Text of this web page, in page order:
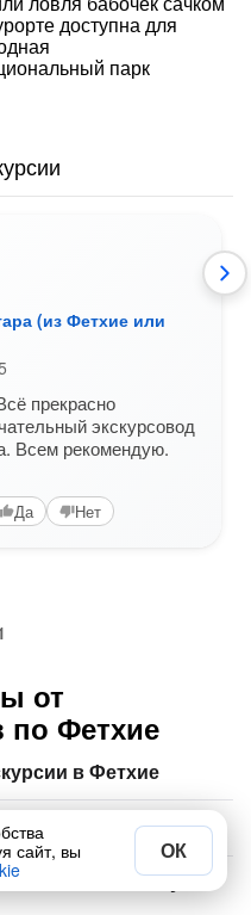
доступна для
парк
(из Фетхие или
прекрасно
экскурсовод
Всем рекомендую.
Да Нет
от
по Фетхие
в Фетхие
по Фетхие в августе
сайт, вы
ОК